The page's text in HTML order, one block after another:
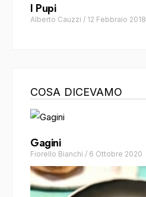
I Pupi
Alberto Cauzzi / 12 Febbraio 2018
COSA DICEVAMO
Gagini
Fiorello Bianchi / 6 Ottobre 2020